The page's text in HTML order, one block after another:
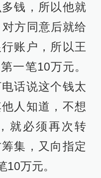
钱，所以他就
方同意后就给
账户，所以王
一笔10万元。
话说这个钱太
人知道，不想
就必须再次转
集，又向指定
万元。